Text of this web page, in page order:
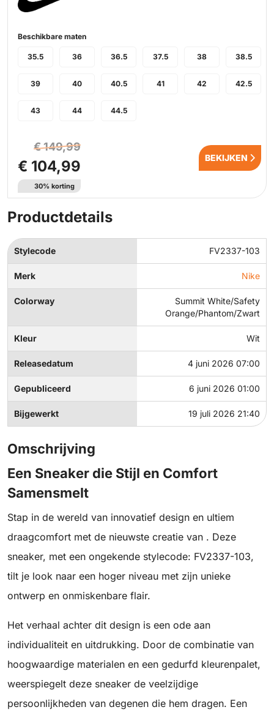
Beschikbare maten
35.5 36 36.5 37.5 38 38.5
39 40 40.5 41 42 42.5
43 44 44.5
€ 149,99
€ 104,99
30% korting
BEKIJKEN
Productdetails
Stylecode FV2337-103
Merk Nike
Colorway
Summit White/Safety
Orange/Phantom/Zwart
Kleur Wit
Releasedatum 4 juni 2026 07:00
Gepubliceerd 6 juni 2026 01:00
Bijgewerkt 19 juli 2026 21:40
Omschrijving
Een Sneaker die Stijl en Comfort
Samensmelt
Stap in de wereld van innovatief design en ultiem
draagcomfort met de nieuwste creatie van . Deze
sneaker, met een ongekende stylecode: FV2337-103,
tilt je look naar een hoger niveau met zijn unieke
ontwerp en onmiskenbare flair.
Het verhaal achter dit design is een ode aan
individualiteit en uitdrukking. Door de combinatie van
hoogwaardige materialen en een gedurfd kleurenpalet,
weerspiegelt deze sneaker de veelzijdige
persoonlijkheden van degenen die hem dragen. Een